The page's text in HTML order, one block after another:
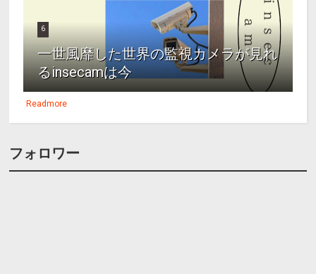
6
一世風靡した世界の監視カメラが見れ
るinsecamは今
Readmore
フォロワー